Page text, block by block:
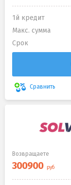
1й кредит
Макс. сумма
Срок
Сравнить
Возвращаете